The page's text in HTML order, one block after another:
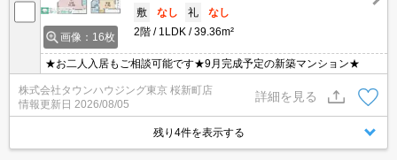
画像：16枚
敷
なし 礼
なし
2階
1LDK 39.36m²
★お二人入居もご相談可能です★9月完成予定の新築マンション★
株式会社タウンハウジング東京 桜新町店
情報更新日 2026/08/05
詳細を見る
残り4件を表示する